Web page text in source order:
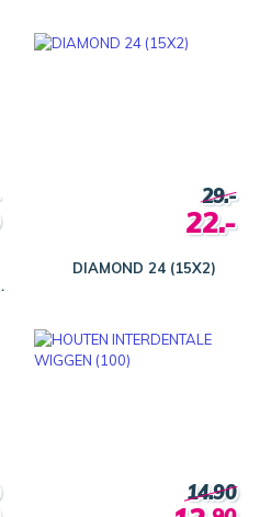
DIAMOND 24 (15X2)
29.-
22.-
14.90